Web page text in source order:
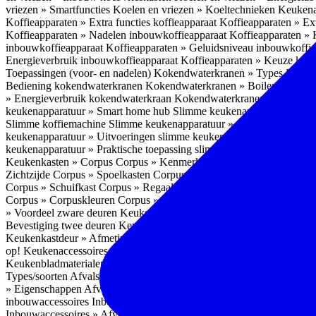
vriezen » Smartfuncties Koelen en vriezen » Koeltechnieken
Koffieapparaten » Extra functies koffieapparaat Koffieapparaten »
Koffieapparaten » Nadelen inbouwkoffieapparaat Koffieapparaten »
inbouwkoffieapparaat Koffieapparaten » Geluidsniveau
Energieverbruik inbouwkoffieapparaat Koffieapparaten » Keuze
Toepassingen (voor- en nadelen) Kokendwaterkranen » Types
Bediening kokendwaterkranen Kokendwaterkranen » Boilers
» Energieverbruik kokendwaterkraan Kokendwaterkranen »
keukenapparatuur » Smart home hub Slimme keukenapparatuur »
Slimme koffiemachine Slimme keukenapparatuur » Slimme stekker
keukenapparatuur » Uitvoeringen slimme keukenapparatuur
keukenapparatuur » Praktische toepassing slimme keukenapparatuur
Keukenkasten » Corpus Corpus » Kenmerken
Zichtzijde Corpus » Spoelkasten Corpus » Soorten keukenkasten
Corpus » Schuifkast Corpus » Regaalkast
Corpus » Corpuskleuren Corpus » Corpus in kleur
» Voordeel zware deuren Keukenkasten » Kastindeling
Bevestiging twee deuren Keukenkastdeur » Vaatwasserdeur
Keukenkastdeur » Afmetingen
op! KeukenaccessoiresKeukenaccessoires » Achterwanden
Keukenbladmaterialen als achterwand
Types/soorten Afvalsystemen » Installatie
» Eigenschappen Afvalsystemen » Inhoud
inbouwaccessoires Inbouwaccessoires » Bestek- en ladeindelingen